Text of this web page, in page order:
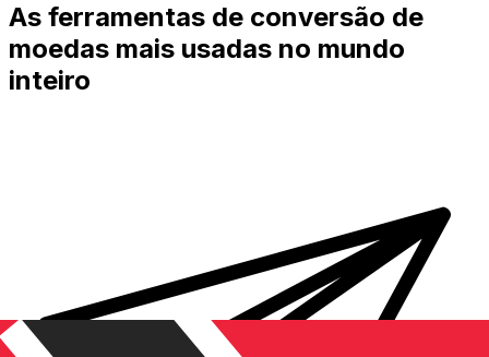
As ferramentas de conversão de
moedas mais usadas no mundo
inteiro